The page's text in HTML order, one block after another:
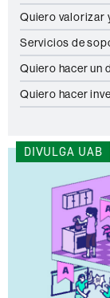
Quiero valorizar
Servicios de
Quiero hacer un
Quiero hacer
DIVULGA UAB